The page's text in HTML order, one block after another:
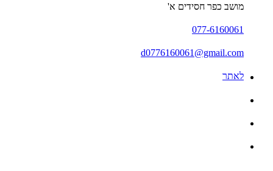
מושב כפר חסידים א'
077-6160061
d0776160061@gmail.com
לאתר